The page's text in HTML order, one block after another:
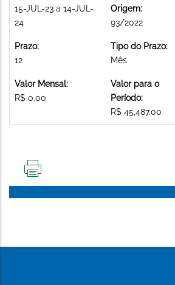
15-JUL-23 a 14-JUL-
24
Origem:
93/2022
Prazo:
12
Tipo do Prazo:
Mês
Valor Mensal:
R$ 0.00
Valor para o
Período:
R$ 45,487.00
PÁGINA